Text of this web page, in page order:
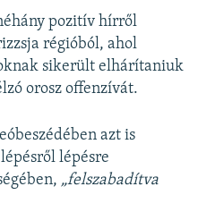
pozitív hírről
régióból, ahol
sikerült elhárítaniuk
orosz offenzívát.
azt is
lépésre
„felszabadítva